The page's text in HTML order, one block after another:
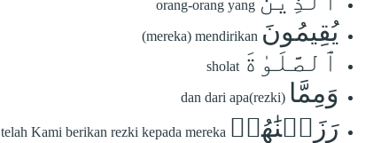
orang-orang yang
يُقِيمُونَ (mereka) mendirikan
ٱلصَّلَوٰةَ sholat
وَمِمَّا dan dari apa(rezki)
رَزَقۡنَٰهُمۡ telah Kami berikan rezki kepada mereka